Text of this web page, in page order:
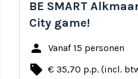
BE SMART
City game!
person Vanaf 15 personen
local_offer € 35,70 p.p. (incl.